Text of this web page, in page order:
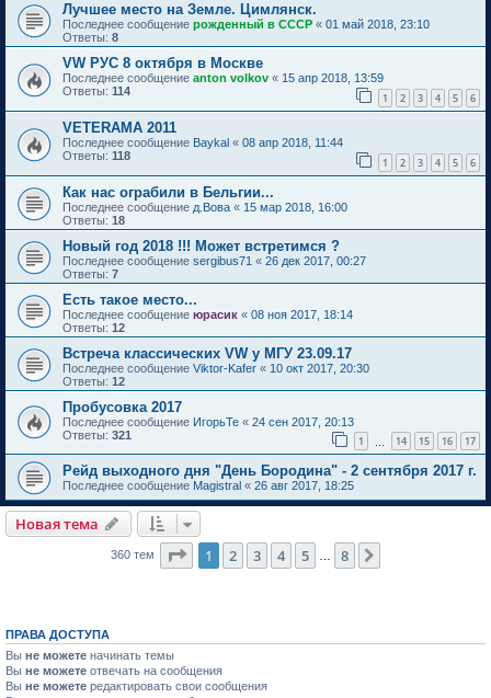
Лучшее место на Земле. Цимлянск.
Последнее сообщение рожденный в СССР « 01 май 2018, 23:10
Ответы: 8
VW РУС 8 октября в Москве
Последнее сообщение anton volkov « 15 апр 2018, 13:59
Ответы: 114 1 2 3 4 5 6
VETERAMA 2011
Последнее сообщение Baykal « 08 апр 2018, 11:44
Ответы: 118 1 2 3 4 5 6
Как нас ограбили в Бельгии...
Последнее сообщение д.Вова « 15 мар 2018, 16:00
Ответы: 18
Новый год 2018 !!! Может встретимся ?
Последнее сообщение sergibus71 « 26 дек 2017, 00:27
Ответы: 7
Есть такое место...
Последнее сообщение юрасик « 08 ноя 2017, 18:14
Ответы: 12
Встреча классических VW у МГУ 23.09.17
Последнее сообщение Viktor-Kafer « 10 окт 2017, 20:30
Ответы: 12
Пробусовка 2017
Последнее сообщение ИгорьТе « 24 сен 2017, 20:13
Ответы: 321 1 14 15 16 17
Рейд выходного дня "День Бородина" - 2 сентября 2017 г.
Последнее сообщение Magistral « 26 авг 2017, 18:25
Новая тема
360 тем Страница из
1 2 3 4 5 8
ПРАВА ДОСТУПА
Вы не можете начинать темы
Вы не можете отвечать на сообщения
Вы не можете редактировать свои сообщения